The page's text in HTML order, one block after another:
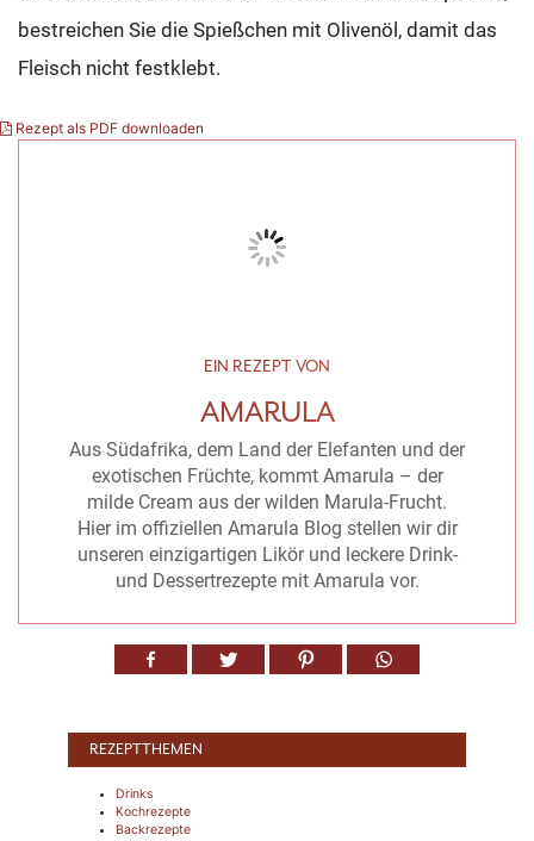
bestreichen Sie die Spießchen mit Olivenöl, damit das
Fleisch nicht festklebt.
Rezept als PDF downloaden
EIN REZEPT VON
AMARULA
Aus Südafrika, dem Land der Elefanten und der
exotischen Früchte, kommt Amarula – der
milde Cream aus der wilden Marula-Frucht.
Hier im offiziellen Amarula Blog stellen wir dir
unseren einzigartigen Likör und leckere Drink-
und Dessertrezepte mit Amarula vor.
REZEPTTHEMEN
Drinks
Kochrezepte
Backrezepte